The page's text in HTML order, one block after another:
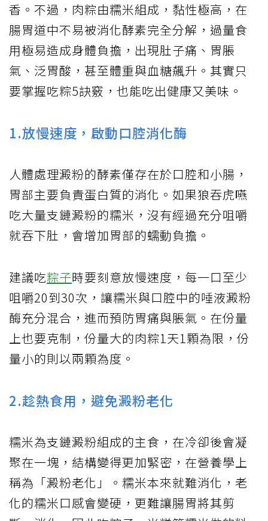
香。不過，肉粽由糯米組成，黏性極高，在
腸胃道中不易被消化酵素完全分解，過量食
用極易造成身體負擔，出現肚子痛、胃脹
氣、泛胃酸，甚至體重與血糖飆升。其實只
要掌握吃粽5訣竅，也能吃出健康又美味。
1.放慢速度，啟動口腔消化酶
人體處理澱粉的酵素僅存在於口腔和小腸，
胃部主要負責蛋白質的消化。如果狼吞虎嚥
吃大量支鏈澱粉的糯米，沒有經過充分咀嚼
就吞下肚，會增加胃部的蠕動負擔。
建議吃粽子時要刻意放慢速度，每一口至少
咀嚼20到30次，讓糯米與口腔中的唾液澱粉
酶充分混合，進而預防胃痛與脹氣。在份量
上也要克制，份量大的肉粽1天1顆為限，份
量小的則以兩顆為度。
2.趁熱食用，避免澱粉老化
糯米為支鏈澱粉組成的主食，在冷卻後會凝
聚在一塊，結構變得更加緊密，在營養學上
稱為「澱粉老化」。糯米本來就難消化，老
化的糯米口感會變硬，更難讓腸胃將其剪